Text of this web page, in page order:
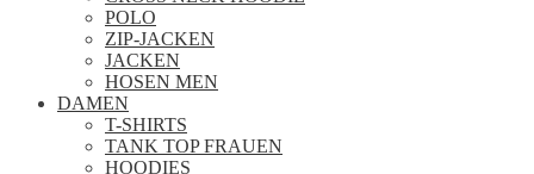
POLO
ZIP-JACKEN
JACKEN
HOSEN MEN
DAMEN
T-SHIRTS
TANK TOP FRAUEN
HOODIES